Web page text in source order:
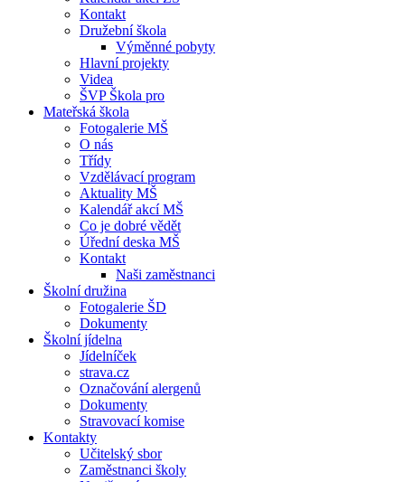
Kontakt
Družební škola
Výměnné pobyty
Hlavní projekty
Videa
ŠVP Škola pro
Mateřská škola
Fotogalerie MŠ
O nás
Třídy
Vzdělávací program
Aktuality MŠ
Kalendář akcí MŠ
Co je dobré vědět
Úřední deska MŠ
Kontakt
Naši zaměstnanci
Školní družina
Fotogalerie ŠD
Dokumenty
Školní jídelna
Jídelníček
strava.cz
Označování alergenů
Dokumenty
Stravovací komise
Kontakty
Učitelský sbor
Zaměstnanci školy